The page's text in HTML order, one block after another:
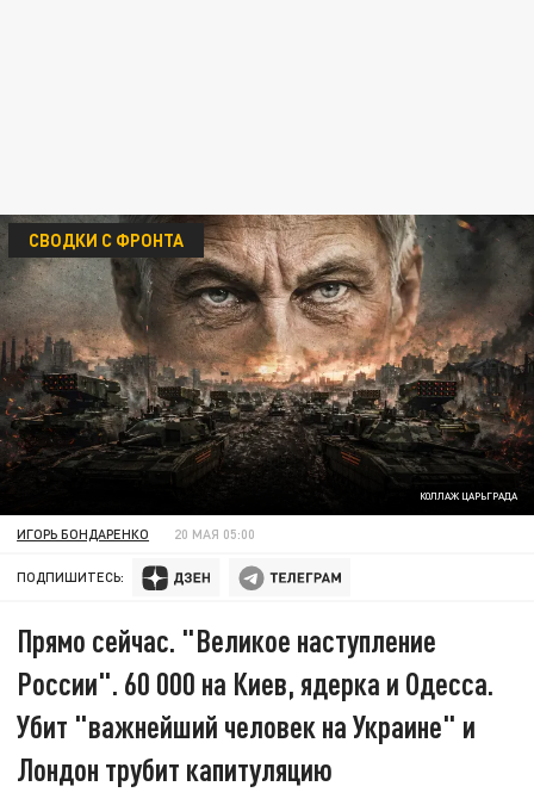
КОЛЛАЖ ЦАРЬГРАДА
СВОДКИ С ФРОНТА
ИГОРЬ БОНДАРЕНКО 20 МАЯ 05:00
ПОДПИШИТЕСЬ:
Прямо сейчас. "Великое наступление
России". 60 000 на Киев, ядерка и Одесса.
Убит "важнейший человек на Украине" и
Лондон трубит капитуляцию